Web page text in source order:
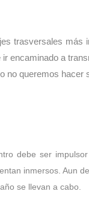
trasversales
encaminado a
queremos
debe ser
inmersos. Aun
se llevan a cabo.